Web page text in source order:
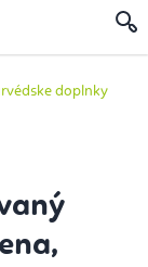
doplnky